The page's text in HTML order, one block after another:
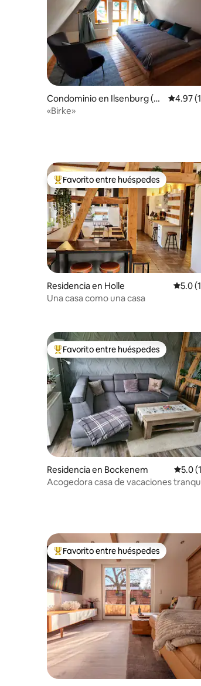
Condominio en Ilsenburg (H
arz)
4.97
«Birke»
De los mejores en Favorito entre
Favorito entre huéspedes
Residencia en Holle
5.0
Una casa como una casa
De los mejores en Favorito entre
Favorito entre huéspedes
Residencia en Bockenem
5.0
Acogedora casa de vacaciones
De los mejores en Favorito entre
Favorito entre huéspedes